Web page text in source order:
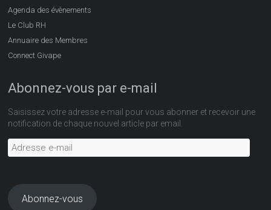
Agenda des évènements
Le Club RH
Annuaire des Membres
Connect Givape
Abonnez-vous par e-mail
Saisissez votre adresse e-mail pour vous abonner et recevoir une
notification de chaque nouvel article par email.
Adresse
e-
Abonnez-vous